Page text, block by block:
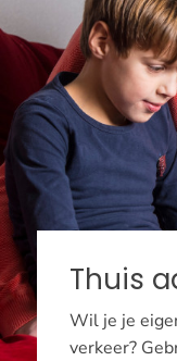
Thuis
Wil je je
verkeer?